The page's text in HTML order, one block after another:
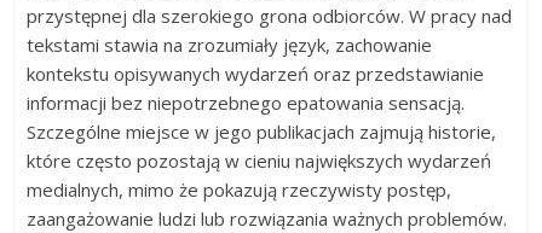
przystępnej dla szerokiego grona odbiorców. W pracy nad
tekstami stawia na zrozumiały język, zachowanie
kontekstu opisywanych wydarzeń oraz przedstawianie
informacji bez niepotrzebnego epatowania sensacją.
Szczególne miejsce w jego publikacjach zajmują historie,
które często pozostają w cieniu największych wydarzeń
medialnych, mimo że pokazują rzeczywisty postęp,
zaangażowanie ludzi lub rozwiązania ważnych problemów.